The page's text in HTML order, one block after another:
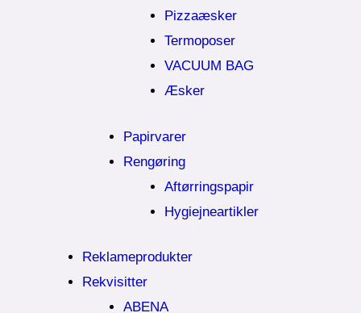
Pizzaæsker
Termoposer
VACUUM BAG
Æsker
Papirvarer
Rengøring
Aftørringspapir
Hygiejneartikler
Reklameprodukter
Rekvisitter
ABENA